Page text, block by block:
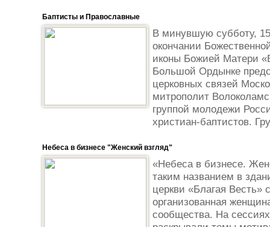
Баптисты и Православные
В минувшую субботу,
окончании
иконы Божией Матери
Большой Ордынке
церковных связей
митрополит
группой молодежи
христиан-баптистов.
Небеса в бизнесе "Женский взгляд"
«Небеса в бизнесе.
таким названием в
церкви «Благая Весть»
организованная
сообщества. На